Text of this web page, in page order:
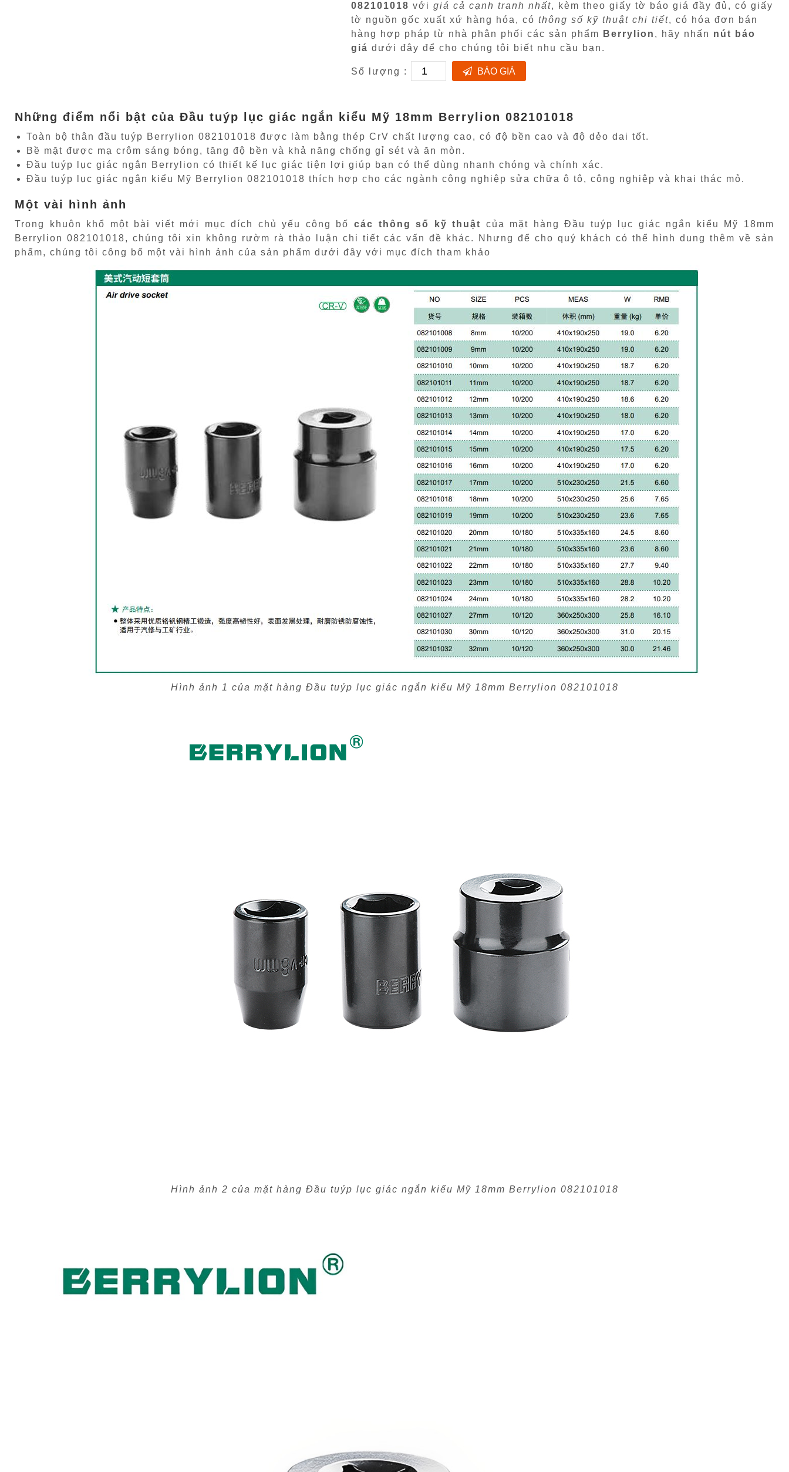
082101018 vớigiá cả cạnh tranh nhất, kèm theo giấy tờ báo giá đầy đủ, có giấy
tờ nguồn gốc xuất xứ hàng hóa, cóthông số kỹ thuật chi tiết, có hóa đơn bán
hàng hợp pháp từ nhà phân phối các sản phẩm
Berrylion , hãy nhấn nút báo
giá dưới đây để cho chúng tôi biết nhu cầu bạn.
Số lượng : BÁO GIÁ
Những điểm nổi bật của Đầu tuýp lục giác ngắn kiểu Mỹ 18mm Berrylion 082101018
Toàn bộ thân đầu tuýp Berrylion 082101018 được làm bằng thép CrV chất lượng cao, có độ bền cao và độ dẻo dai tốt.
Bề mặt được mạ crôm sáng bóng, tăng độ bền và khả năng chống gỉ sét và ăn mòn.
Đầu tuýp lục giác ngắn Berrylion có thiết kế lục giác tiện lợi giúp bạn có thể dùng nhanh chóng và chính xác.
Đầu tuýp lục giác ngắn kiểu Mỹ Berrylion 082101018 thích hợp cho các ngành công nghiệp sửa chữa ô tô, công nghiệp và khai thác mỏ.
Một vài hình ảnh
Trong khuôn khổ một bài viết mới mục đích chủ yếu công bố các thông số kỹ thuật
của mặt hàng Đầu tuýp lục giác ngắn kiểu Mỹ 18mm
Berrylion 082101018, chúng tôi xin không rườm rà thảo luận chi tiết các vấn đề khác. Nhưng để cho quý khách có thể hình dung thêm về sản
phẩm, chúng tôi công bố một vài hình ảnh của sản phẩm dưới đây với mục đích tham khảo
Hình ảnh 1 của mặt hàng Đầu tuýp lục giác ngắn kiểu Mỹ 18mm Berrylion 082101018
Hình ảnh 2 của mặt hàng Đầu tuýp lục giác ngắn kiểu Mỹ 18mm Berrylion 082101018